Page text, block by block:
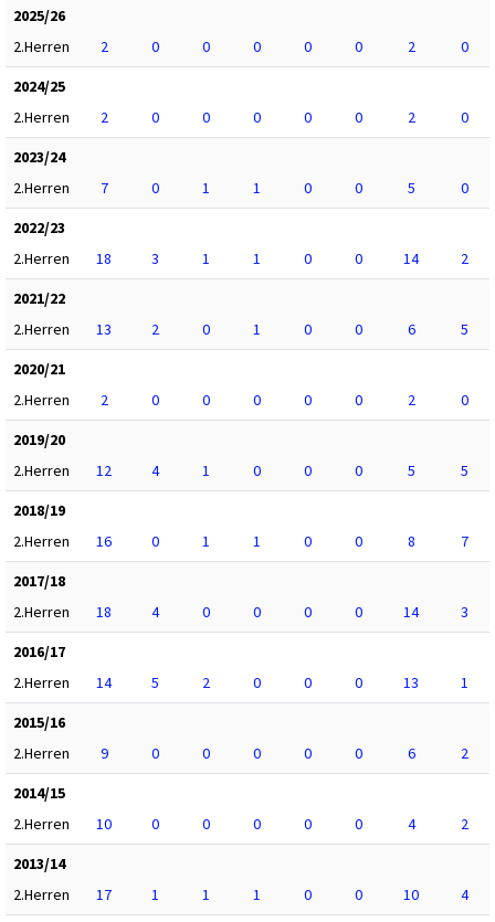
2025/26
2.Herren
2 0 0 0 0 0 2
0
2024/25
2.Herren
2 0 0 0 0 0 2
0
2023/24
2.Herren
7 0 1 1 0 0 5
0
2022/23
2.Herren
18 3 1 1 0 0 14
2
2021/22
2.Herren
13 2 0 1 0 0 6
5
2020/21
2.Herren
2 0 0 0 0 0 2
0
2019/20
2.Herren
12 4 1 0 0 0 5
5
2018/19
2.Herren
16 0 1 1 0 0 8
7
2017/18
2.Herren
18 4 0 0 0 0 14
3
2016/17
2.Herren
14 5 2 0 0 0 13
1
2015/16
2.Herren
9 0 0 0 0 0 6
2
2014/15
2.Herren
10 0 0 0 0 0 4
2
2013/14
2.Herren
17 1 1 1 0 0 10
4